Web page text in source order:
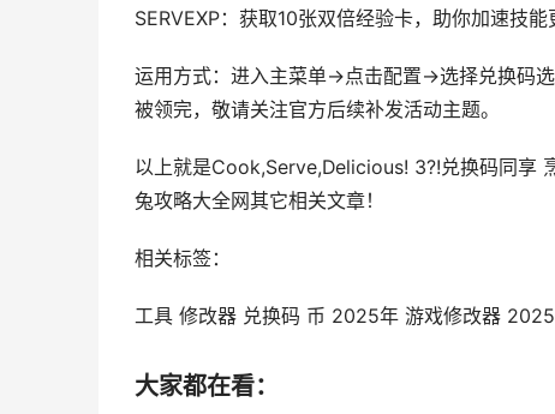
SERVEXP：获取10张双倍经验卡，助你加速技
运用方式：进入主菜单→点击配置→选择兑换码
被领完，敬请关注官方后续补发活动主题。
以上就是Cook,Serve,Delicious! 3?!兑换码同享
兔攻略大全网其它相关文章！
相关标签：
工具 修改器 兑换码 币 2025年 游戏修改器 2025
大家都在看：